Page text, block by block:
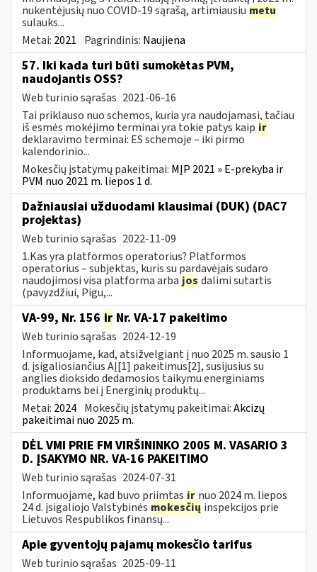
nukentėjusių nuo COVID-19 sąrašą, artimiausiu metu
sulauks...
Metai: 2021 Pagrindinis: Naujiena
57. Iki kada turi būti sumokėtas PVM,
naudojantis OSS?
Web turinio sąrašas 2021-06-16
Tai priklauso nuo schemos, kuria yra naudojamasi, tačiau
iš esmės mokėjimo terminai yra tokie patys kaip ir
deklaravimo terminai: ES schemoje – iki pirmo
kalendorinio...
Mokesčių įstatymų pakeitimai: MĮP 2021 » E-prekyba ir
PVM nuo 2021 m. liepos 1 d.
Dažniausiai užduodami klausimai (DUK) (DAC7
projektas)
Web turinio sąrašas 2022-11-09
1.Kas yra platformos operatorius? Platformos
operatorius – subjektas, kuris su pardavėjais sudaro
naudojimosi visa platforma arba jos dalimi sutartis
(pavyzdžiui, Pigu,...
VA-99, Nr. 156 ir Nr. VA-17 pakeitimo
Web turinio sąrašas 2024-12-19
Informuojame, kad, atsižvelgiant į nuo 2025 m. sausio 1
d. įsigaliosiančius AĮ[1] pakeitimus[2], susijusius su
anglies dioksido dedamosios taikymu energiniams
produktams bei į Energinių produktų...
Metai: 2024 Mokesčių įstatymų pakeitimai:Akcizų
pakeitimai nuo 2025 m.
DĖL VMI PRIE FM VIRŠININKO 2005 M. VASARIO 3
D. ĮSAKYMO NR. VA-16 PAKEITIMO
Web turinio sąrašas 2024-07-31
Informuojame, kad buvo priimtas ir nuo 2024 m. liepos
24 d. įsigaliojo Valstybinės mokesčių inspekcijos prie
Lietuvos Respublikos finansų...
Apie gyventojų pajamų mokesčio tarifus
Web turinio sąrašas 2025-09-11